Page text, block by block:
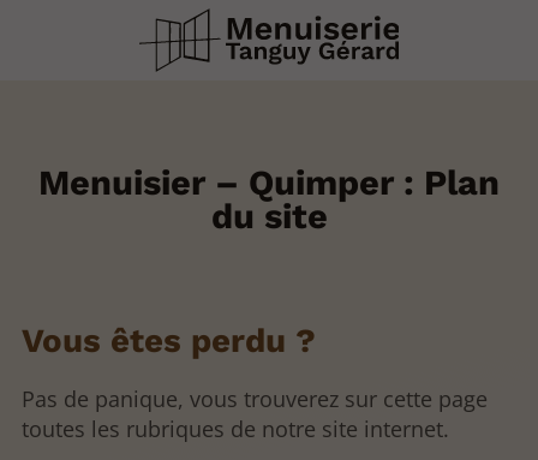
Menuisier – Quimper : Plan
du site
Vous êtes perdu ?
Pas de panique, vous trouverez sur cette page
toutes les rubriques de notre site internet.​​